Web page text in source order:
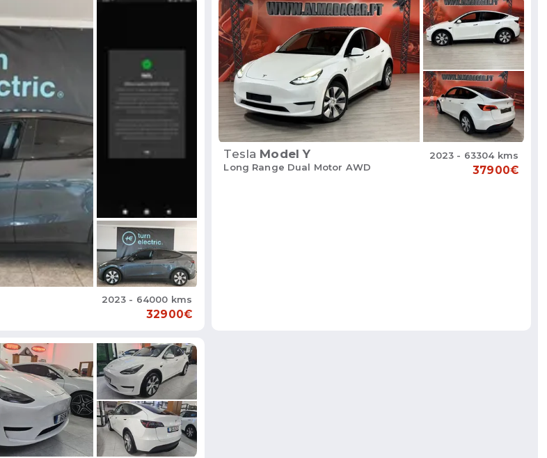
2023 - 64000 kms
32900€
Tesla Model Y
Long Range Dual Motor AWD
2023 - 63304 kms
37900€